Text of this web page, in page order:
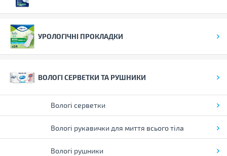
УРОЛОГІЧНІ ПРОКЛАДКИ
ВОЛОГІ СЕРВЕТКИ ТА РУШНИКИ
Вологі серветки
Вологі рукавички для миття всього тіла
Вологі рушники